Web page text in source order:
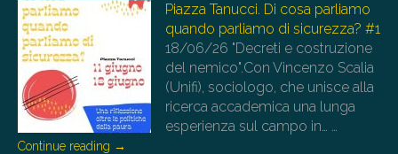
Piazza Tanucci. Di cosa parliamo
quando parliamo di sicurezza? #1
18/06/26 "Decreti e costruzione
del nemico".Con Vincenzo Scalia
(Unifi), sociologo, che unisce alla
ricerca accademica una lunga
esperienza sul campo in… …
Continue reading →